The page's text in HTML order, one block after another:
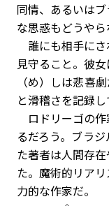
同情、あるいは
な思惑もどうやら
誰にも相手にさ
見守ること。彼
（め）しは悲喜
と滑稽さを記録し
ロドリーゴの作
るだろう。ブラ
た著者は人間存
た。魔術的リア
力的な作家だ。